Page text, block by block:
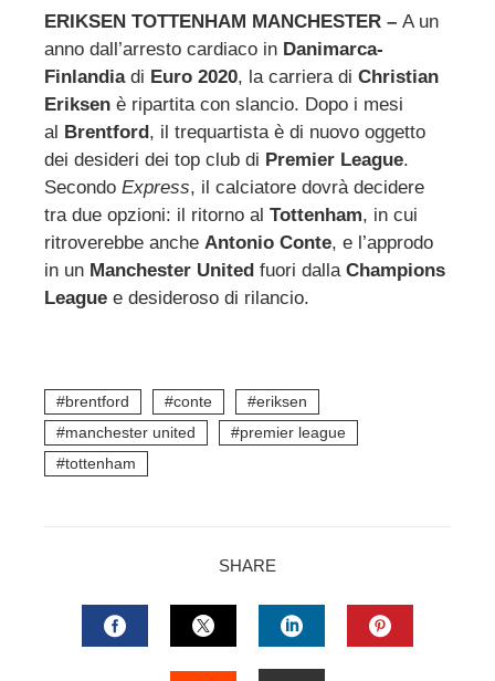
ERIKSEN TOTTENHAM MANCHESTER – A un
anno dall’arresto cardiaco in Danimarca-
Finlandia di Euro 2020, la carriera di Christian
Eriksen è ripartita con slancio. Dopo i mesi
al Brentford , il trequartista è di nuovo oggetto
dei desideri dei top club di Premier League.
Secondo Express, il calciatore dovrà decidere
tra due opzioni: il ritorno al Tottenham, in cui
ritroverebbe anche Antonio Conte, e l’approdo
in un Manchester United fuori dalla Champions
League e desideroso di rilancio.
brentford conte
eriksen
manchester united
premier league
tottenham
SHARE
FACEBOOKTWITTERLINKEDIN